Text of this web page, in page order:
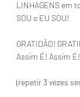
LINHAGENS em
SOU o EU SOU!
GRATIDÃO!
Assim É! Assim
(repetir 3 vezes